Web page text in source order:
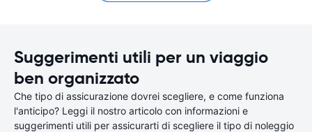
Suggerimenti utili per un viaggio
ben organizzato
Che tipo di assicurazione dovrei scegliere, e come funziona
l'anticipo? Leggi il nostro articolo con informazioni e
suggerimenti utili per assicurarti di scegliere il tipo di noleggio